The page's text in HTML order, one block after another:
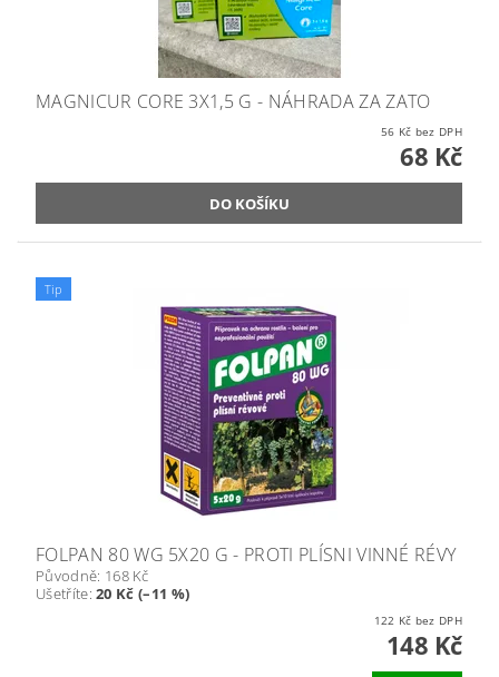
MAGNICUR CORE 3X1,5 G - NÁHRADA ZA ZATO
56 Kč bez DPH
68 Kč
Tip
FOLPAN 80 WG 5X20 G - PROTI PLÍSNI VINNÉ RÉVY
Původně: 168 Kč
Ušetříte:20 Kč (–11 %)
122 Kč bez DPH
148 Kč